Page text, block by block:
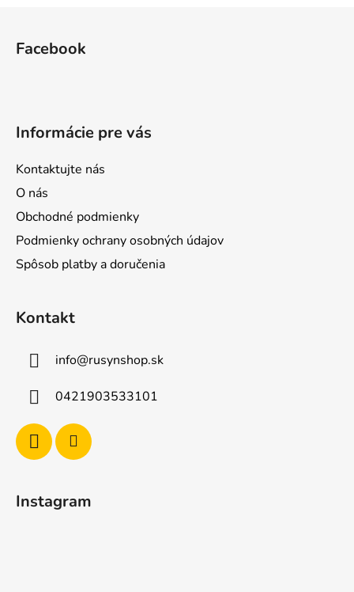
Facebook
Informácie pre vás
Kontaktujte nás
O nás
Obchodné podmienky
Podmienky ochrany osobných údajov
Spôsob platby a doručenia
Kontakt
info@rusynshop.sk
0421903533101
Instagram